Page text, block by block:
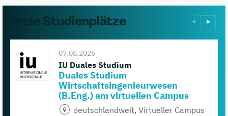
Freie Studienplätze
07.08.2026
IU Duales Studium
Duales Studium
Wirtschaftsingenieurwesen
(B.Eng.) am virtuellen Campus
deutschlandweit, Virtueller Campus